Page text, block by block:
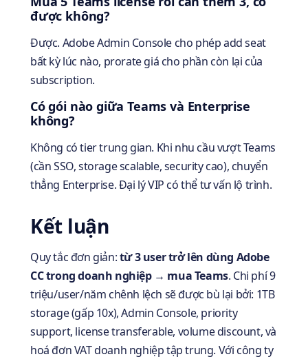
được không?
Được. Adobe Admin Console cho phép add seat
bất kỳ lúc nào, prorate giá cho phần còn lại của
subscription.
Có gói nào giữa Teams và Enterprise
không?
Không có tier trung gian. Khi nhu cầu vượt Teams
(cần SSO, storage scalable, security cao), chuyển
thẳng Enterprise. Đại lý VIP có thể tư vấn lộ trình.
Kết luận
Quy tắc đơn giản:từ 3 user trở lên dùng Adobe
CC trong doanh nghiệp → mua Teams. Chi phí 9
triệu/user/năm chênh lệch sẽ được bù lại bởi: 1TB
storage (gấp 10x), Admin Console, priority
support, license transferable, volume discount, và
hoá đơn VAT doanh nghiệp tập trung. Với công ty